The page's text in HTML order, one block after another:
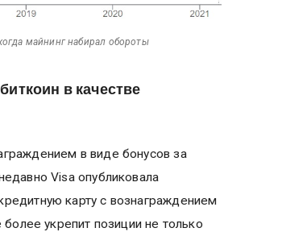
майнинг набирал обороты
в качестве
в виде бонусов за
Visa опубликовала
карту с вознаграждением
укрепит позиции не только